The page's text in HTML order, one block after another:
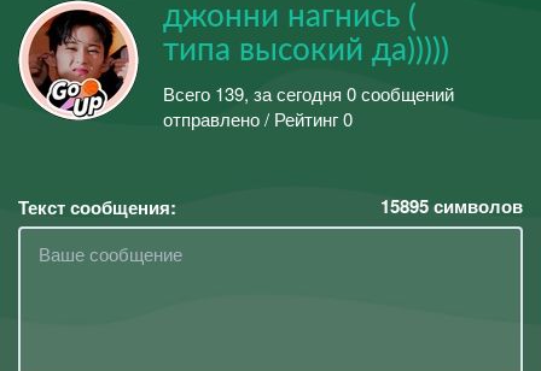
джонни нагнись (
типа высокий да)))))
Всего 139, за сегодня 0 сообщений
отправлено / Рейтинг 0
Текст сообщения: 15895символов